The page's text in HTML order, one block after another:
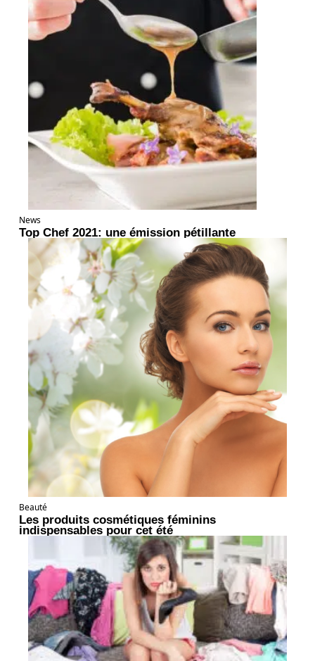
News
Top Chef 2021: une émission pétillante
Beauté
Les produits cosmétiques féminins
indispensables pour cet été